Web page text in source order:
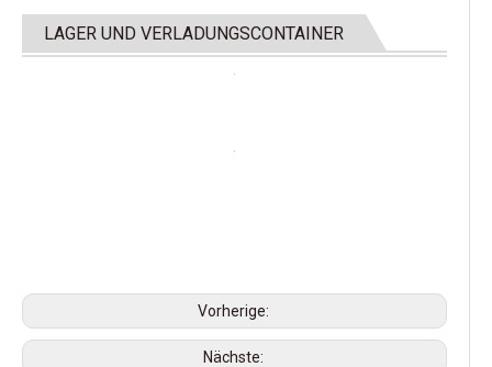
LAGER UND VERLADUNGSCONTAINER
Vorherige:
Nächste: